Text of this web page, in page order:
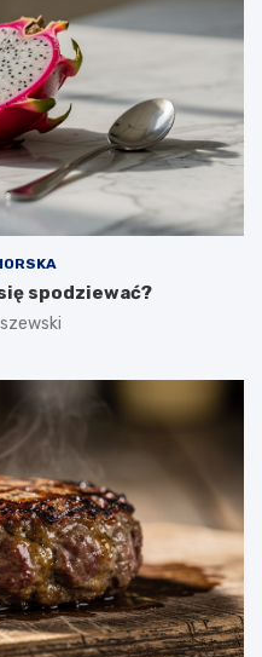
spodziewać?